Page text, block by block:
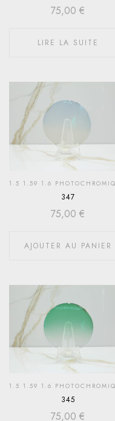
75,00 €
LIRE LA SUITE
1.5 1.59 1.6
347
75,00 €
AJOUTER AU PANIER
1.5 1.59 1.6
345
75,00 €